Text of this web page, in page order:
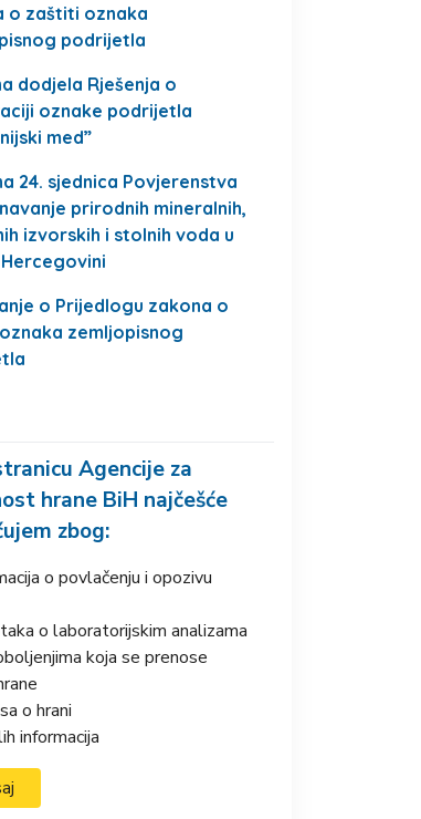
o zaštiti oznaka
podrijetla
dodjela Rješenja o
oznake podrijetla
med”
24. sjednica Povjerenstva
prirodnih mineralnih,
izvorskih i stolnih voda u
o Prijedlogu zakona o
zemljopisnog
Agencije za
hrane BiH najčešće
zbog:
o povlačenju i opozivu
o laboratorijskim analizama
koja se prenose
o hrani
informacija